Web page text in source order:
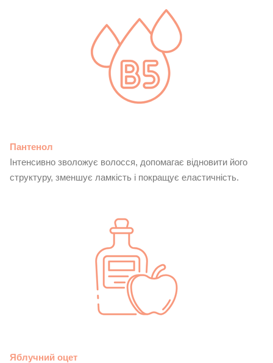
Пантенол
Інтенсивно зволожує волосся, допомагає відновити його
структуру, зменшує ламкість і покращує еластичність.
Яблучний оцет